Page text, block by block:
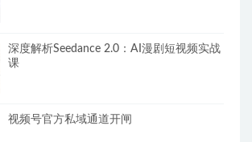
深度解析Seedance 2.0：AI漫剧短视频实战
课
视频号官方私域通道开闸